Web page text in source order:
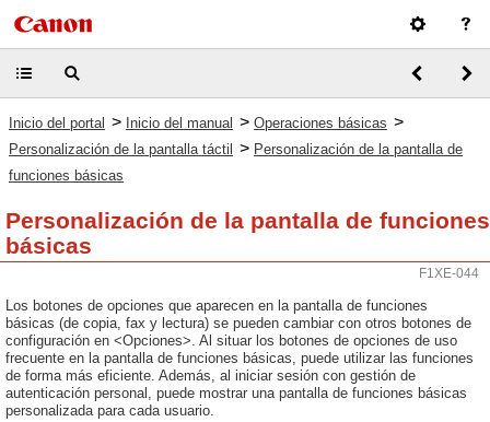
Inicio del portal > Inicio del manual > Operaciones básicas >
Personalización de la pantalla táctil > Personalización de la pantalla de
funciones básicas
Personalización de la pantalla de funciones
básicas
F1XE-044
Los botones de opciones que aparecen en la pantalla de funciones
básicas (de copia, fax y lectura) se pueden cambiar con otros botones de
configuración en <Opciones>. Al situar los botones de opciones de uso
frecuente en la pantalla de funciones básicas, puede utilizar las funciones
de forma más eficiente. Además, al iniciar sesión con gestión de
autenticación personal, puede mostrar una pantalla de funciones básicas
personalizada para cada usuario.